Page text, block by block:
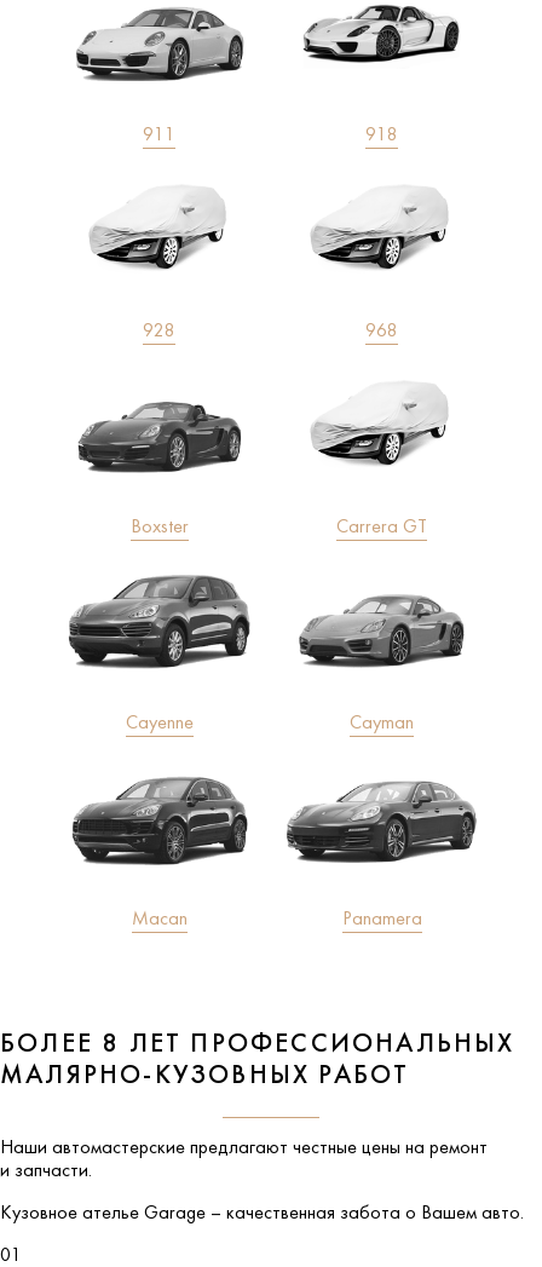
911 918
928 968
Boxster Carrera GT
Cayenne Cayman
Macan Panamera
БОЛЕЕ 8 ЛЕТ ПРОФЕССИОНАЛЬНЫХ
МАЛЯРНО-КУЗОВНЫХ РАБОТ
Наши автомастерские предлагают честные цены на ремонт
и запчасти.
Кузовное ателье Garage – качественная забота о Вашем авто.
01